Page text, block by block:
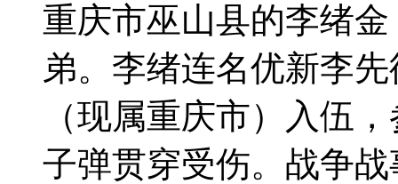
重庆市巫山县的李绪
弟。李绪连名优新李
（现属重庆市）入伍
子弹贯穿受伤。战争